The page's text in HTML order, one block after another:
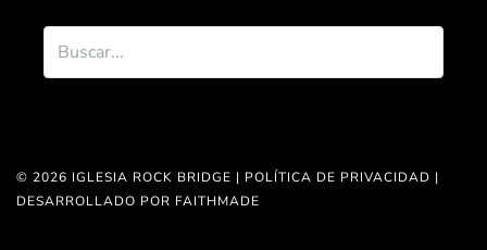
© 2026 IGLESIA ROCK BRIDGE | POLÍTICA DE PRIVACIDAD |
DESARROLLADO POR FAITHMADE